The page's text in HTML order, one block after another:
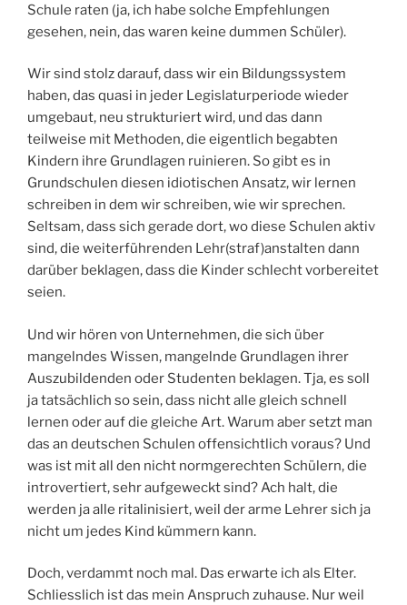
Schule raten (ja, ich habe solche Empfehlungen
gesehen, nein, das waren keine dummen Schüler).
Wir sind stolz darauf, dass wir ein Bildungssystem
haben, das quasi in jeder Legislaturperiode wieder
umgebaut, neu strukturiert wird, und das dann
teilweise mit Methoden, die eigentlich begabten
Kindern ihre Grundlagen ruinieren. So gibt es in
Grundschulen diesen idiotischen Ansatz, wir lernen
schreiben in dem wir schreiben, wie wir sprechen.
Seltsam, dass sich gerade dort, wo diese Schulen aktiv
sind, die weiterführenden Lehr(straf)anstalten dann
darüber beklagen, dass die Kinder schlecht vorbereitet
seien.
Und wir hören von Unternehmen, die sich über
mangelndes Wissen, mangelnde Grundlagen ihrer
Auszubildenden oder Studenten beklagen. Tja, es soll
ja tatsächlich so sein, dass nicht alle gleich schnell
lernen oder auf die gleiche Art. Warum aber setzt man
das an deutschen Schulen offensichtlich voraus? Und
was ist mit all den nicht normgerechten Schülern, die
introvertiert, sehr aufgeweckt sind? Ach halt, die
werden ja alle ritalinisiert, weil der arme Lehrer sich ja
nicht um jedes Kind kümmern kann.
Doch, verdammt noch mal. Das erwarte ich als Elter.
Schliesslich ist das mein Anspruch zuhause. Nur weil